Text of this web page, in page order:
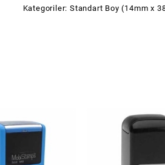
Kategoriler: Standart Boy (14mm x